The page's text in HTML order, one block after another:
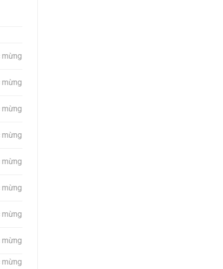
mừng
mừng
mừng
mừng
mừng
mừng
mừng
mừng
mừng